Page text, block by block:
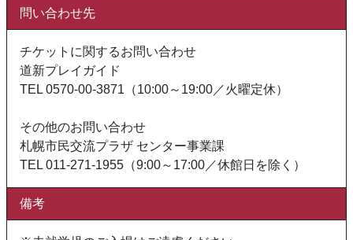
問い合わせ先
チケットに関するお問い合わせ
道新プレイガイド
TEL 0570-00-3871（10:00～19:00／火曜定休）
その他のお問い合わせ
札幌市民交流プラザ センター事業課
TEL 011-271-1955（9:00～17:00／休館日を除く）
備考